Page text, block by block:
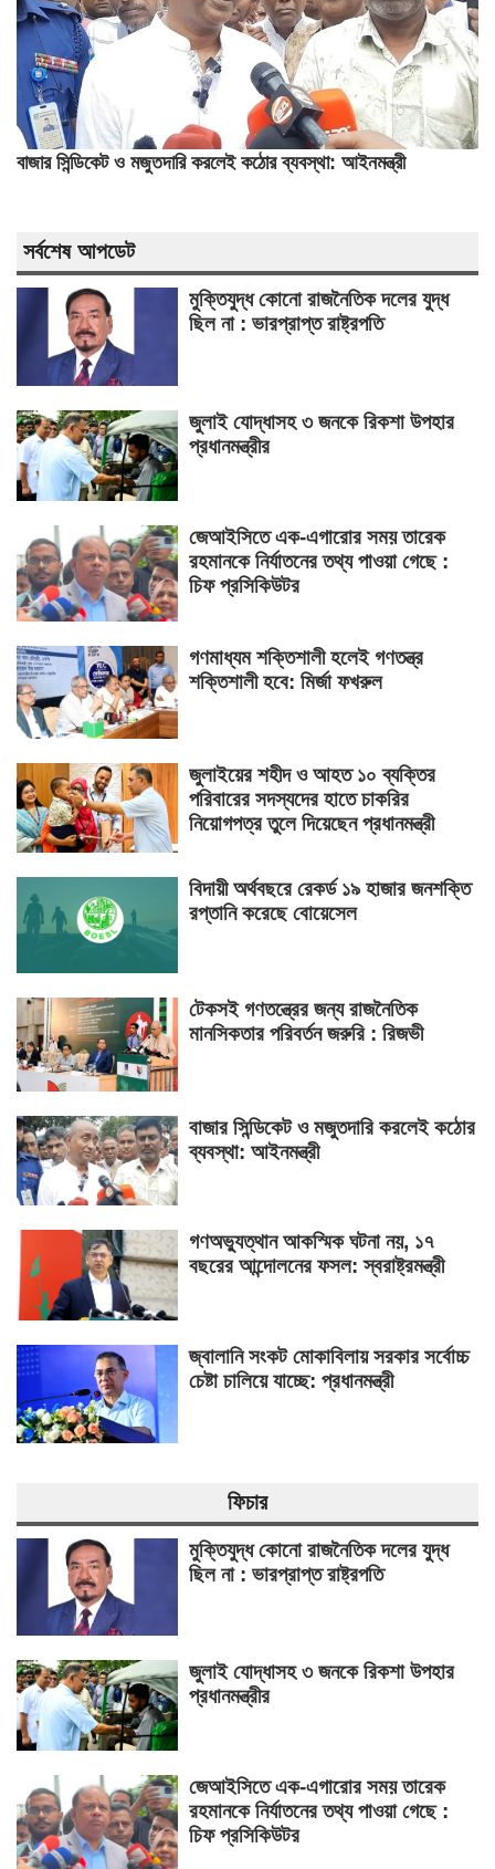
বাজার সিন্ডিকেট ও মজুতদারি করলেই কঠোর ব্যবস্থা: আইনমন্ত্রী
সর্বশেষ আপডেট
মুক্তিযুদ্ধ কোনো রাজনৈতিক দলের যুদ্ধ
ছিল না : ভারপ্রাপ্ত রাষ্ট্রপতি
জুলাই যোদ্ধাসহ ৩ জনকে রিকশা উপহার
প্রধানমন্ত্রীর
জেআইসিতে এক-এগারোর সময় তারেক
রহমানকে নির্যাতনের তথ্য পাওয়া গেছে :
চিফ প্রসিকিউটর
গণমাধ্যম শক্তিশালী হলেই গণতন্ত্র
শক্তিশালী হবে: মির্জা ফখরুল
জুলাইয়ের শহীদ ও আহত ১০ ব্যক্তির
পরিবারের সদস্যদের হাতে চাকরির
নিয়োগপত্র তুলে দিয়েছেন প্রধানমন্ত্রী
বিদায়ী অর্থবছরে রেকর্ড ১৯ হাজার জনশক্তি
রপ্তানি করেছে বোয়েসেল
টেকসই গণতন্ত্রের জন্য রাজনৈতিক
মানসিকতার পরিবর্তন জরুরি : রিজভী
বাজার সিন্ডিকেট ও মজুতদারি করলেই কঠোর
ব্যবস্থা: আইনমন্ত্রী
গণঅভ্যুত্থান আকস্মিক ঘটনা নয়, ১৭
বছরের আন্দোলনের ফসল: স্বরাষ্ট্রমন্ত্রী
জ্বালানি সংকট মোকাবিলায় সরকার সর্বোচ্চ
চেষ্টা চালিয়ে যাচ্ছে: প্রধানমন্ত্রী
ফিচার
মুক্তিযুদ্ধ কোনো রাজনৈতিক দলের যুদ্ধ
ছিল না : ভারপ্রাপ্ত রাষ্ট্রপতি
জুলাই যোদ্ধাসহ ৩ জনকে রিকশা উপহার
প্রধানমন্ত্রীর
জেআইসিতে এক-এগারোর সময় তারেক
রহমানকে নির্যাতনের তথ্য পাওয়া গেছে :
চিফ প্রসিকিউটর